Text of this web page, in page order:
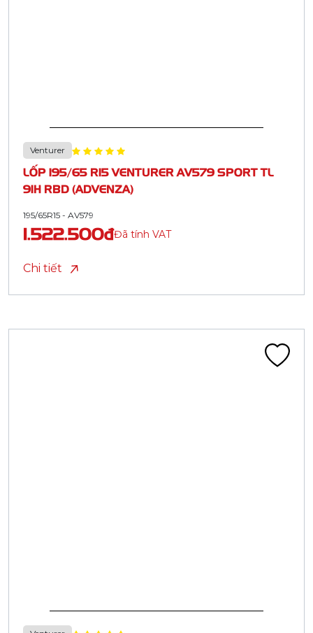
Venturer
LỐP 195/65 R15 VENTURER AV579 SPORT TL
91H RBD (ADVENZA)
195/65R15 - AV579
1.522.500đĐã tính VAT
Chi tiết